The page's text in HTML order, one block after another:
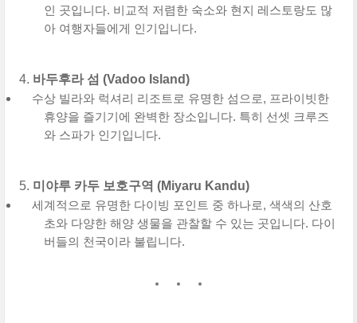
인 곳입니다. 비교적 저렴한 숙소와 현지 레스토랑도 많
아 여행자들에게 인기입니다.
바두후라 섬 (Vadoo Island)
수상 빌라와 럭셔리 리조트로 유명한 섬으로, 프라이빗한
휴양을 즐기기에 완벽한 장소입니다. 특히 선셋 크루즈
와 스파가 인기입니다.
미야루 카두 보호구역 (Miyaru Kandu)
세계적으로 유명한 다이빙 포인트 중 하나로, 색색의 산호
초와 다양한 해양 생물을 관찰할 수 있는 곳입니다. 다이
버들의 천국이라 불립니다.